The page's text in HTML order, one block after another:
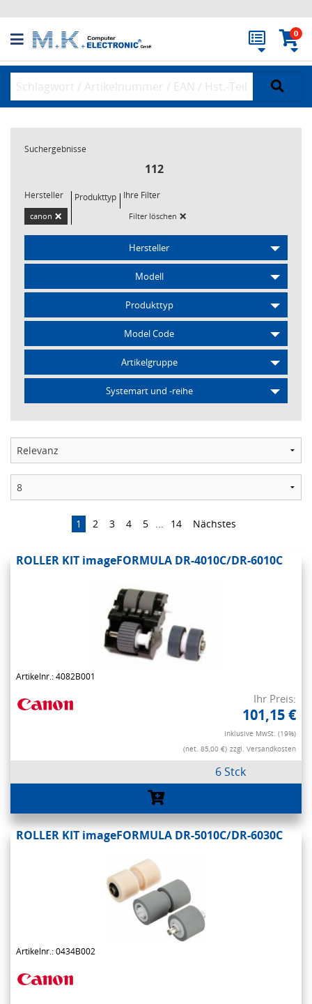
0
Suchergebnisse
112
Hersteller
canon ×
Produkttyp Ihre Filter
Filter löschen ×
Hersteller
Modell
Produkttyp
Model Code
Artikelgruppe
Systemart und -reihe
1 2 3 4 5 ... 14 Nächstes
ROLLER KIT imageFORMULA DR-4010C/DR-6010C
Artikelnr.: 4082B001
Ihr Preis:
101,15 €
Inklusive MwSt. (19%)
(net. 85,00 €) zzgl. Versandkosten
6 Stck
ROLLER KIT imageFORMULA DR-5010C/DR-6030C
Artikelnr.: 0434B002